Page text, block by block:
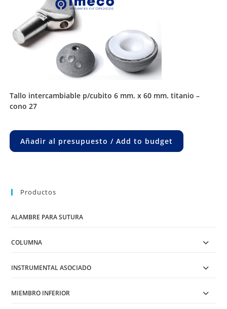
tallo intercambiable p/cubito 6 mm. x 60 mm. titanio –
cono 27
Añadir al presupuesto / Add to budget
Productos
ALAMBRE PARA SUTURA
COLUMNA
INSTRUMENTAL ASOCIADO
MIEMBRO INFERIOR